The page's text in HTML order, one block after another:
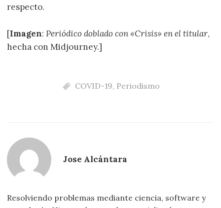
respecto.
[Imagen:Periódico doblado con «Crisis» en el titular,
hecha con Midjourney.]
COVID-19, Periodismo
Jose Alcántara
Resolviendo problemas mediante ciencia, software y